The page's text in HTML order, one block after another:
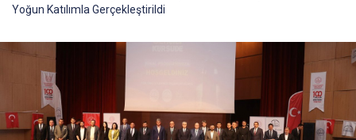
Yoğun Katılımla Gerçekleştirildi